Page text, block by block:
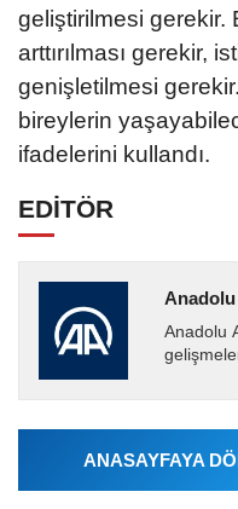
geliştirilmesi gerekir.
arttırılması gerekir,
genişletilmesi
bireylerin
ifadelerini kullandı.
EDİTÖR
Anadolu
Anadolu
ANASAYFAYA